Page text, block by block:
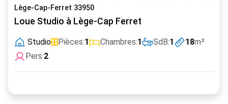
Lège-Cap-Ferret 33950
Loue Studio à Lège-Cap Ferret
Studio Pièces:1 Chambres:1 SdB:1 18m²
Pers:2